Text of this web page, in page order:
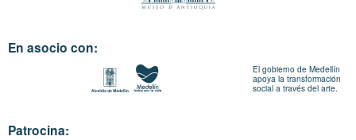
En asocio con:
El gobierno de Medellín
apoya la transformación
social a través del arte.
Patrocina: